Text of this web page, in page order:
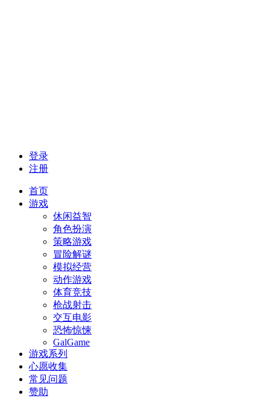
登录
注册
首页
游戏
休闲益智
角色扮演
策略游戏
冒险解谜
模拟经营
动作游戏
体育竞技
枪战射击
交互电影
恐怖惊悚
GalGame
游戏系列
心愿收集
常见问题
赞助